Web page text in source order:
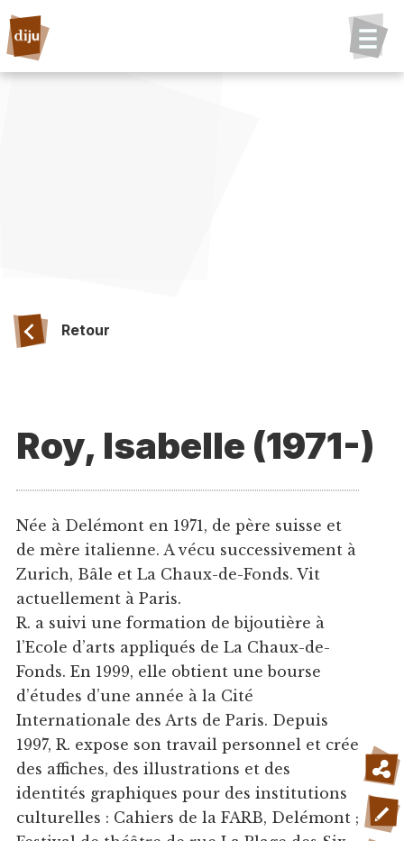
Retour
Roy, Isabelle (1971-)
Née à Delémont en 1971, de père suisse et
de mère italienne. A vécu successivement à
Zurich, Bâle et La Chaux-de-Fonds. Vit
actuellement à Paris.
R. a suivi une formation de bijoutière à
l’Ecole d’arts appliqués de La Chaux-de-
Fonds. En 1999, elle obtient une bourse
d’études d’une année à la Cité
Internationale des Arts de Paris. Depuis
1997, R. expose son travail personnel et crée
des affiches, des illustrations et des
identités graphiques pour des institutions
culturelles : Cahiers de la FARB, Delémont ;